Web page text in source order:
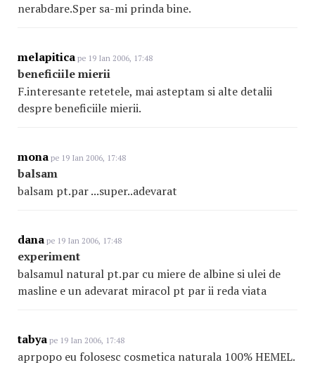
nerabdare.Sper sa-mi prinda bine.
melapitica pe 19 Ian 2006, 17:48
beneficiile mierii
F.interesante retetele, mai asteptam si alte detalii
despre beneficiile mierii.
mona pe 19 Ian 2006, 17:48
balsam
balsam pt.par ...super..adevarat
dana pe 19 Ian 2006, 17:48
experiment
balsamul natural pt.par cu miere de albine si ulei de
masline e un adevarat miracol pt par ii reda viata
tabya pe 19 Ian 2006, 17:48
aprpopo eu folosesc cosmetica naturala 100% HEMEL.